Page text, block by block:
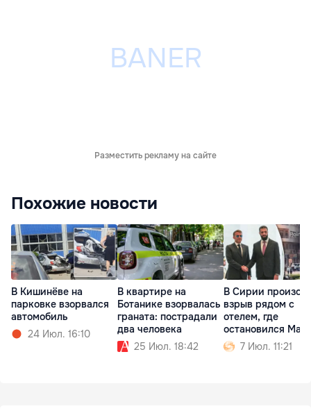
Разместить рекламу на сайте
Похожие новости
В Кишинёве на
парковке взорвался
автомобиль
24 Июл. 16:10
В квартире на
Ботанике взорвалась
граната: пострадали
два человека
25 Июл. 18:42
В Сирии
взрыв рядом с
отелем, где
остановился
7 Июл. 11:21